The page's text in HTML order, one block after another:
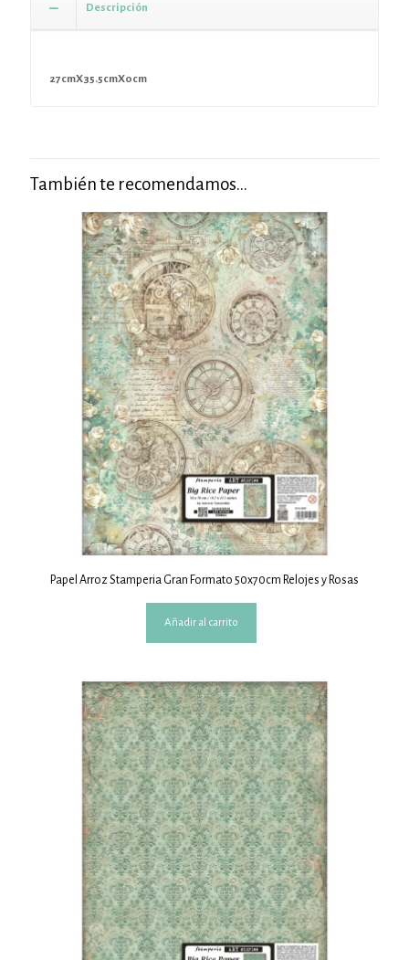
Descripción
27cmX35.5cmX0cm
También te recomendamos…
Papel Arroz Stamperia Gran Formato 50x70cm Relojes y Rosas
Añadir al carrito